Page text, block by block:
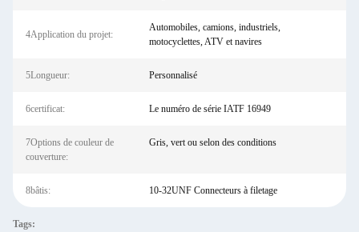
4Application du projet:
Automobiles, camions, industriels,
motocyclettes, ATV et navires
5Longueur: Personnalisé
6certificat: Le numéro de série IATF 16949
7Options de couleur de
couverture:
Gris, vert ou selon des conditions
8bâtis: 10-32UNF Connecteurs à filetage
Tags: